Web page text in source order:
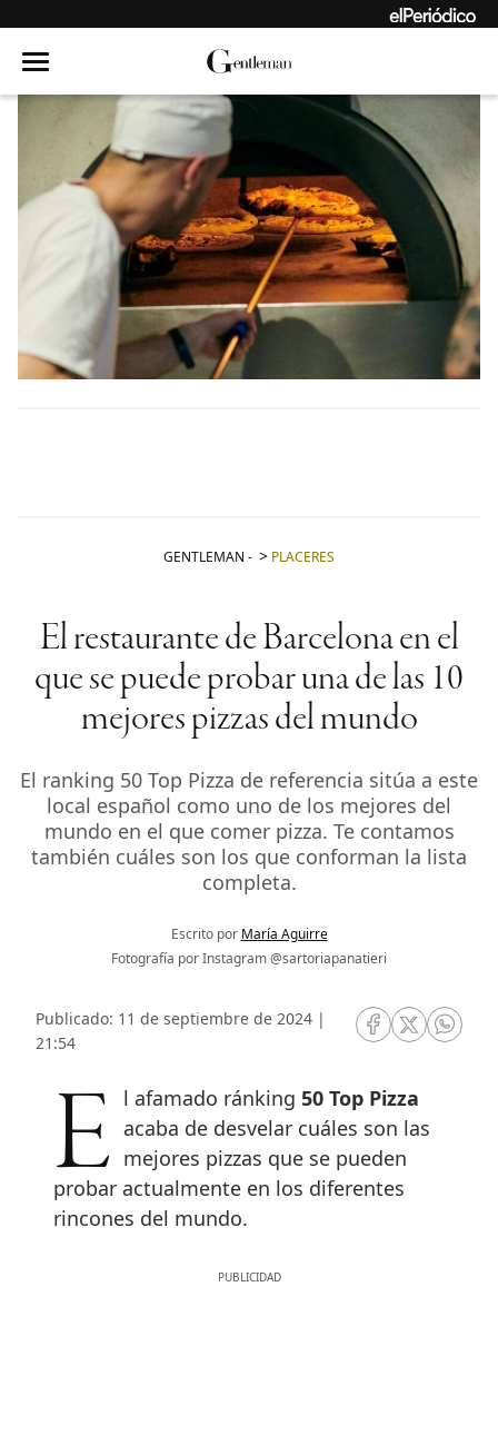
GENTLEMAN - PLACERES
El restaurante de Barcelona en el
que se puede probar una de las 10
mejores pizzas del mundo
El ranking 50 Top Pizza de referencia sitúa a este
local español como uno de los mejores del
mundo en el que comer pizza. Te contamos
también cuáles son los que conforman la lista
completa.
Escrito por María Aguirre
Fotografía por Instagram @sartoriapanatieri
Publicado: 11 de septiembre de 2024 |
21:54
RRSS Facebook
RRSSRRSS
El afamado ránking50 Top Pizza
acaba de desvelar cuáles son las
mejores pizzas que se pueden
probar actualmente en los diferentes
rincones del mundo.